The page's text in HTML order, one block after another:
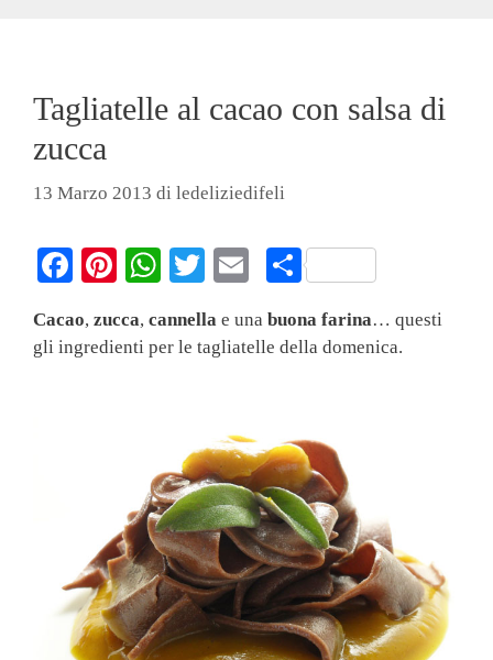
Tagliatelle al cacao con salsa di
zucca
13 Marzo 2013 di ledeliziedifeli
Fa
bo
ok
Pi
er
W
ts
T
tte
r
ail
C
di
Cacao, zucca, cannella e una buona farina… questi
gli ingredienti per le tagliatelle della domenica.